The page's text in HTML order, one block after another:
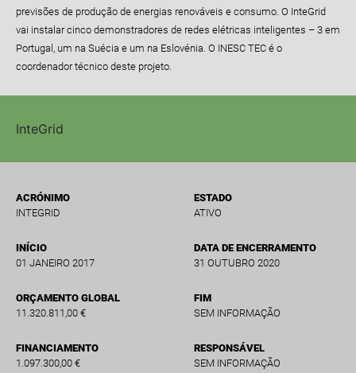
previsões de produção de energias renováveis e consumo. O InteGrid
vai instalar cinco demonstradores de redes elétricas inteligentes – 3 em
Portugal, um na Suécia e um na Eslovénia. O INESC TEC é o
coordenador técnico deste projeto.
InteGrid
ACRÓNIMO
INTEGRID
INÍCIO
01 JANEIRO 2017
ORÇAMENTO GLOBAL
11.320.811,00 €
FINANCIAMENTO
1.097.300,00 €
ESTADO
ATIVO
DATA DE ENCERRAMENTO
31 OUTUBRO 2020
FIM
SEM INFORMAÇÃO
RESPONSÁVEL
SEM INFORMAÇÃO